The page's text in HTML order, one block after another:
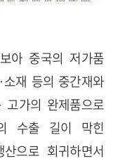
아 중국의 저가품
재 등의 중간재와
가의 완제품으로
수출 길이 막힌
으로 회귀하면서